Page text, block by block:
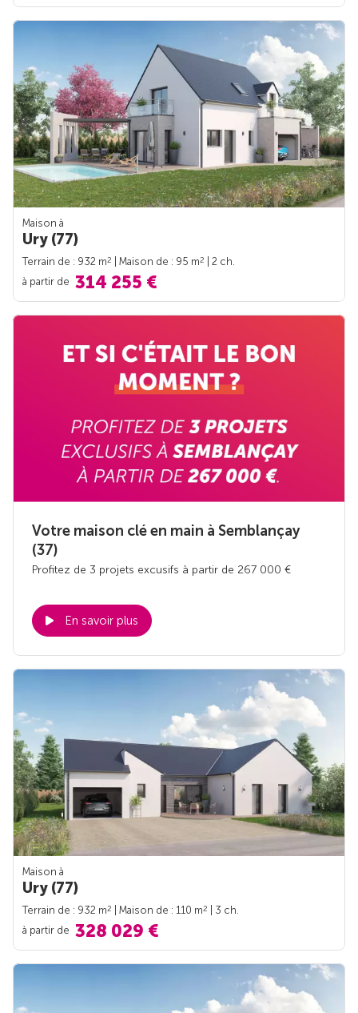
Maison à
Ury (77)
Terrain de : 932 m2 | Maison de : 95 m2
| 2 ch.
à partir de 314 255 €
Votre maison clé en main à Semblançay
(37)
Profitez de 3 projets excusifs à partir de 267 000 €
En savoir plus
Maison à
Ury (77)
Terrain de : 932 m2 | Maison de : 110 m2
| 3 ch.
à partir de 328 029 €